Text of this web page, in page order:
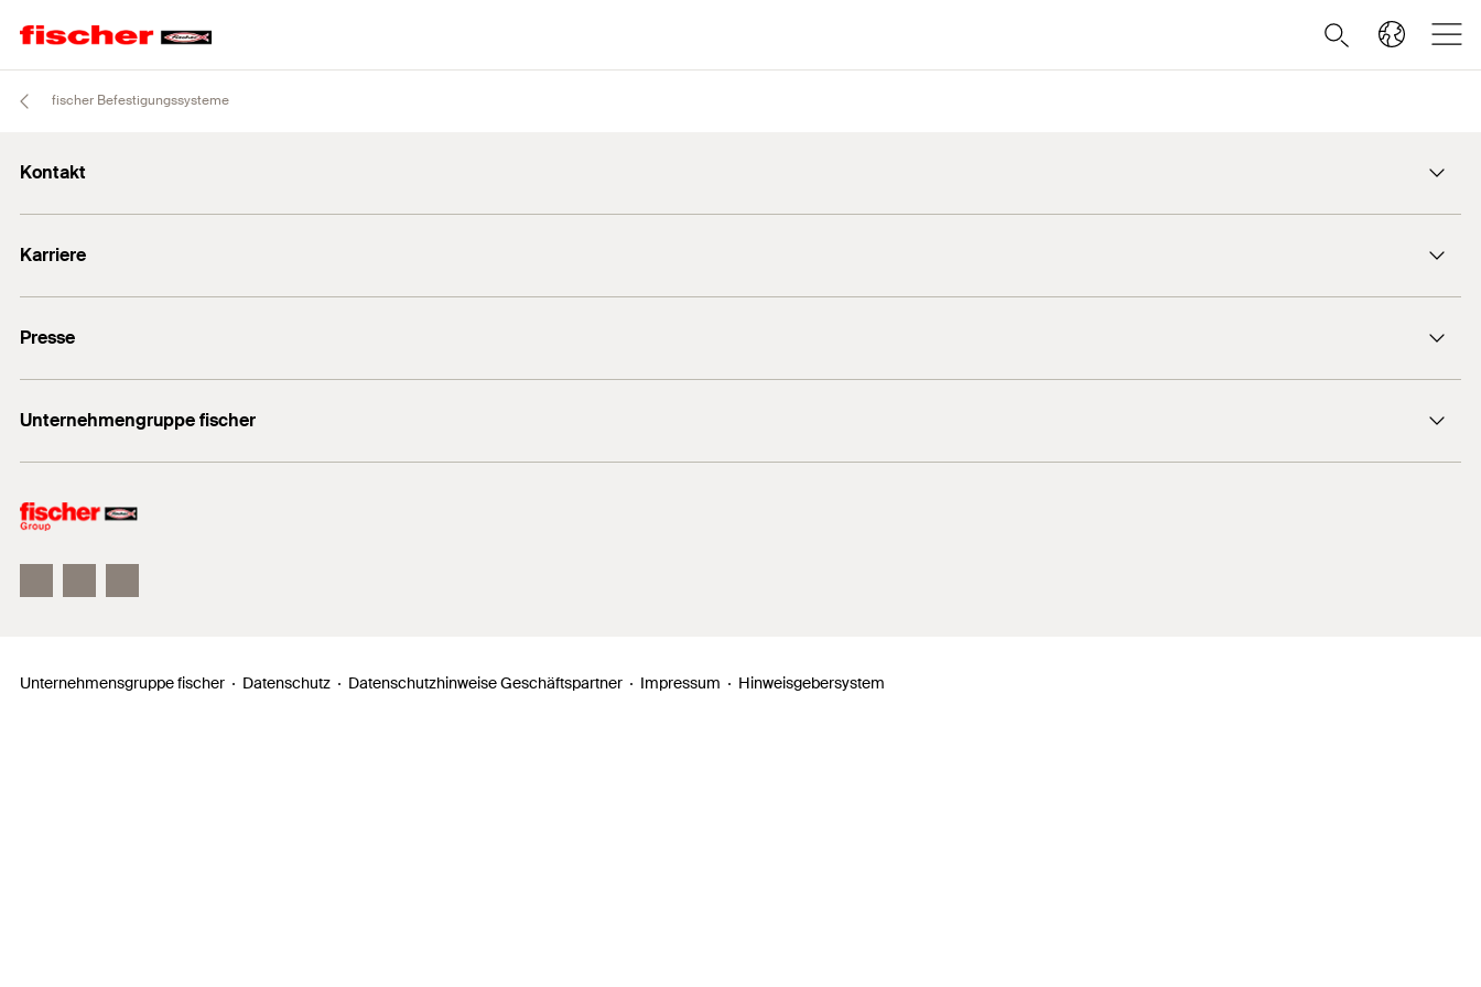
fischer Befestigungssysteme
Kontakt
+49 7443 12-0
Karriere
Gute Gründe
Ausbildung
Professionals
Presse
Mediathek
Podcasts
Unternehmengruppe fischer
Unser Leitbild
Unternehmensgruppe fischer Datenschutz Datenschutzhinweise Geschäftspartner Impressum Hinweisgebersystem